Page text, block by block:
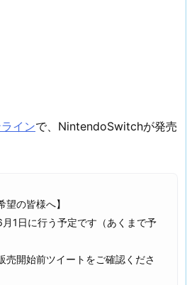
インで、NintendoSwitchが発売
望の皆様へ】
1日に行う予定です（あくまで予
売開始前ツイートをご確認くださ